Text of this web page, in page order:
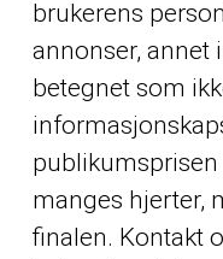
brukerens
annonser, annet
betegnet som
manges hjerter,
finalen. Kontakt